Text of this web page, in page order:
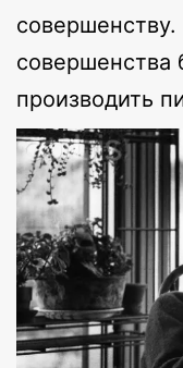
совершенства
производить